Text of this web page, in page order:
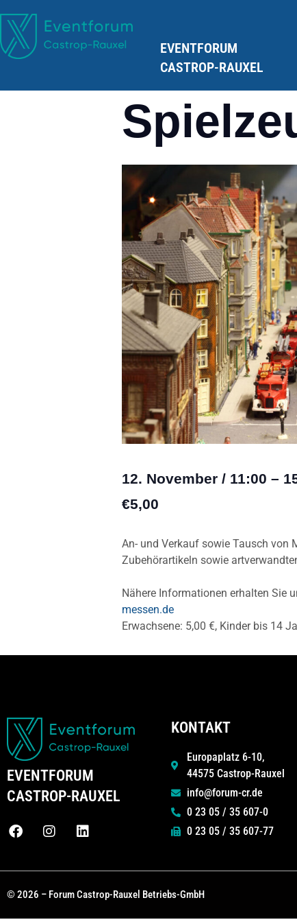
EVENTFORUM
CASTROP-RAUXEL
12. November / 11:00 –
€5,00
An- und Verkauf sowie Tausch von
Zubehörartikeln sowie
Nähere Informationen erhalten Sie
messen.de
Erwachsene: 5,00 €, Kinder bis 14
EVENTFORUM
CASTROP-RAUXEL
KONTAKT
Europaplatz 6-10,
44575 Castrop-Rauxel
info@forum-cr.de
0 23 05 / 35 607-0
0 23 05 / 35 607-77
© 2026 – Forum Castrop-Rauxel Betriebs-GmbH